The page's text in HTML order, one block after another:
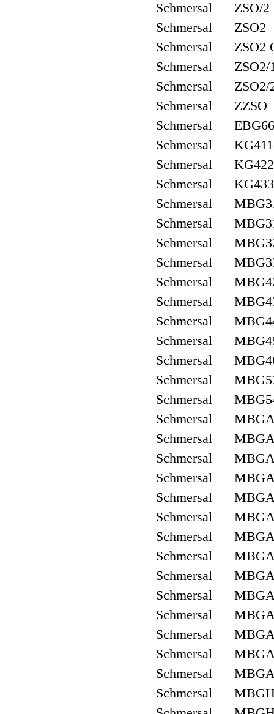
Schmersal ZSO/2
Schmersal ZSO2
Schmersal ZSO2
Schmersal ZSO2/
Schmersal ZSO2/
Schmersal ZZSO
Schmersal
Schmersal
Schmersal
Schmersal
Schmersal
Schmersal
Schmersal
Schmersal
Schmersal
Schmersal
Schmersal
Schmersal
Schmersal
Schmersal
Schmersal
Schmersal
Schmersal
Schmersal
Schmersal
Schmersal
Schmersal
Schmersal
Schmersal
Schmersal
Schmersal
Schmersal
Schmersal
Schmersal
Schmersal
Schmersal